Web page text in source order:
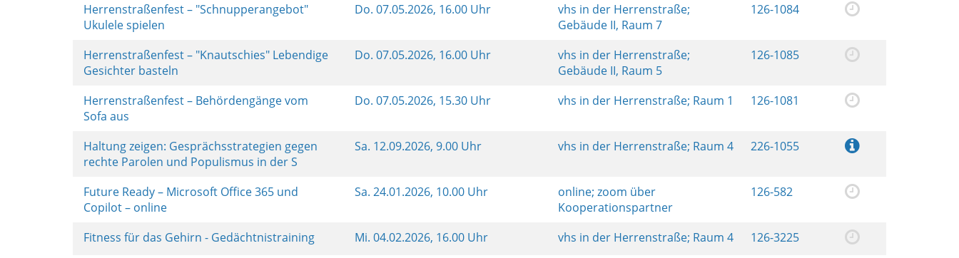
Herrenstraßenfest – "Schnupperangebot"
Ukulele spielen
Do. 07.05.2026, 16.00 Uhr
vhs in der Herrenstraße;
Gebäude II, Raum 7
126-1084
Herrenstraßenfest – "Knautschies" Lebendige
Gesichter basteln
Do. 07.05.2026, 16.00 Uhr
vhs in der Herrenstraße;
Gebäude II, Raum 5
126-1085
Herrenstraßenfest – Behördengänge vom
Sofa aus
Do. 07.05.2026, 15.30 Uhr vhs in der Herrenstraße; Raum 1 126-1081
Haltung zeigen: Gesprächsstrategien gegen
rechte Parolen und Populismus in der S
Sa. 12.09.2026, 9.00 Uhr vhs in der Herrenstraße; Raum 4 226-1055
Future Ready – Microsoft Office 365 und
Copilot – online
Sa. 24.01.2026, 10.00 Uhr
online; zoom über
Kooperationspartner
126-582
Fitness für das Gehirn - Gedächtnistraining Mi. 04.02.2026, 16.00 Uhr vhs in der Herrenstraße; Raum 4 126-3225